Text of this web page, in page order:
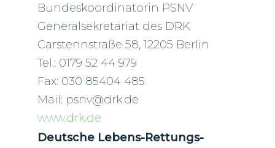
Bundeskoordinatorin PSNV
Generalsekretariat des DRK
Carstennstraße 58, 12205 Berlin
Tel.: 0179 52 44 979
Fax: 030 85404 485
Mail: psnv@drk.de
www.drk.de
Deutsche Lebens-Rettungs-